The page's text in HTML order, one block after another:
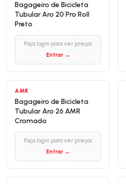
Bagageiro de Bicicleta
Tubular Aro 20 Pro Roll
Preto
Faça login para ver preços
Entrar →
AMR
Bagageiro de Bicicleta
Tubular Aro 26 AMR
Cromado
Faça login para ver preços
Entrar →